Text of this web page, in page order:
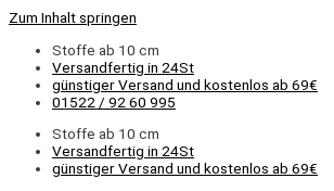
Zum Inhalt springen
Stoffe ab 10 cm
Versandfertig in 24St
günstiger Versand und kostenlos ab 69€
01522 / 92 60 995
Stoffe ab 10 cm
Versandfertig in 24St
günstiger Versand und kostenlos ab 69€